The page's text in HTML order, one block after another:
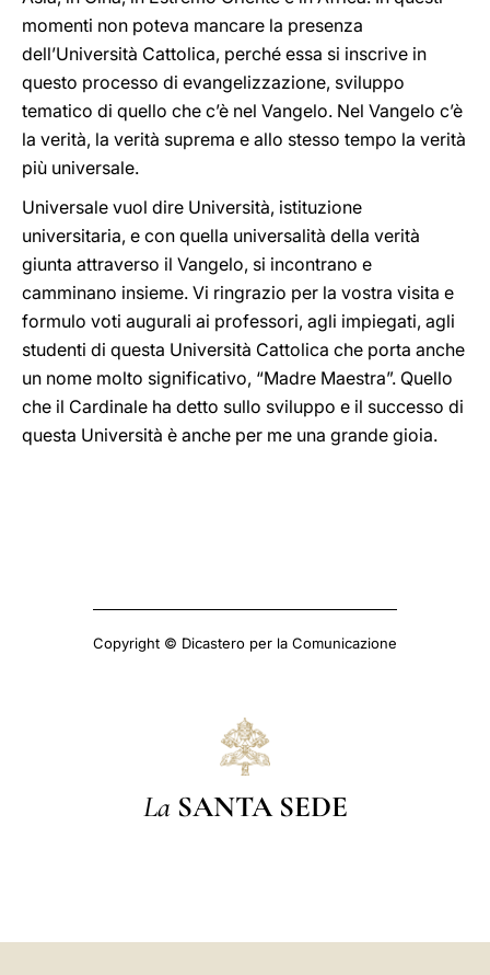
momenti non poteva mancare la presenza
dell’Università Cattolica, perché essa si inscrive in
questo processo di evangelizzazione, sviluppo
tematico di quello che c’è nel Vangelo. Nel Vangelo c’è
la verità, la verità suprema e allo stesso tempo la verità
più universale.
Universale vuol dire Università, istituzione
universitaria, e con quella universalità della verità
giunta attraverso il Vangelo, si incontrano e
camminano insieme. Vi ringrazio per la vostra visita e
formulo voti augurali ai professori, agli impiegati, agli
studenti di questa Università Cattolica che porta anche
un nome molto significativo, “Madre Maestra”. Quello
che il Cardinale ha detto sullo sviluppo e il successo di
questa Università è anche per me una grande gioia.
Copyright © Dicastero per la Comunicazione
La SANTA SEDE